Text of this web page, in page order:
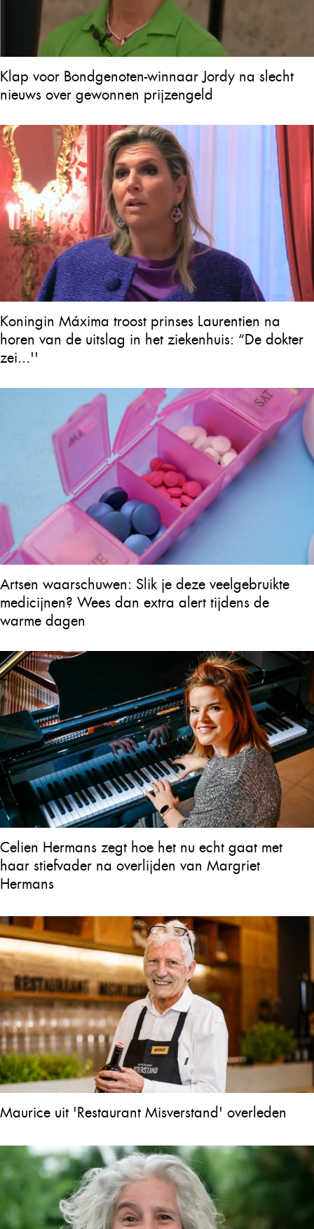
Klap voor Bondgenoten-winnaar Jordy na slecht
nieuws over gewonnen prijzengeld
Koningin Máxima troost prinses Laurentien na
horen van de uitslag in het ziekenhuis: “De dokter
zei...''
Artsen waarschuwen: Slik je deze veelgebruikte
medicijnen? Wees dan extra alert tijdens de
warme dagen
Celien Hermans zegt hoe het nu echt gaat met
haar stiefvader na overlijden van Margriet
Hermans
Maurice uit 'Restaurant Misverstand' overleden